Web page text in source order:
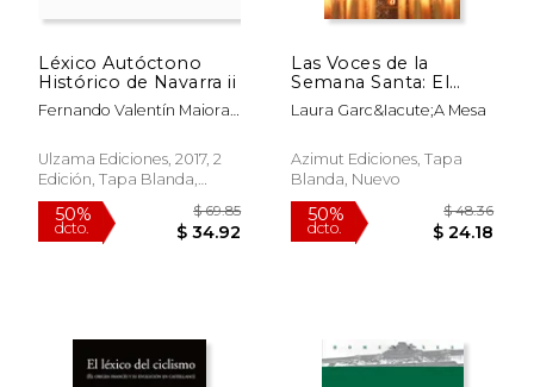
12% $ 25.00 15%
Léxico Autóctono
Histórico de Navarra ii
Fernando Valentín Maiora
Ulzama Ediciones, 2017, 2
Edición, Tapa Blanda,
Nuevo
Las Voces de la
Semana Santa: El
Léxico Cofrade en
Málaga y Andalucía
Laura Garc&Iacute;A Mesa
Azimut Ediciones, Tapa
Blanda, Nuevo